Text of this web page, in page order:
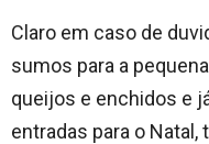
Claro em caso de
sumos para a
queijos e enchidos e
entradas para o